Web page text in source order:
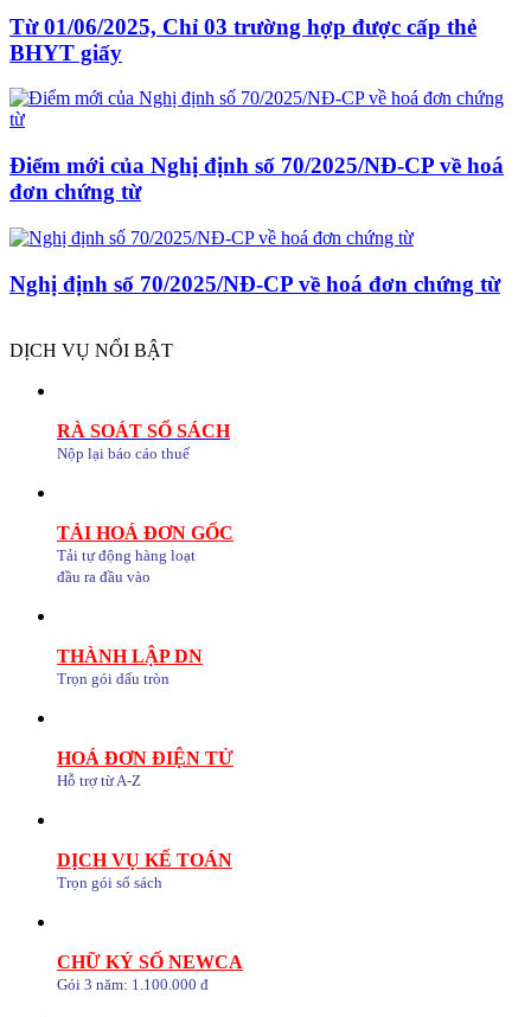
Từ 01/06/2025, Chỉ 03 trường hợp được cấp thẻ
BHYT giấy
Điểm mới của Nghị định số 70/2025/NĐ-CP về hoá
đơn chứng từ
Nghị định số 70/2025/NĐ-CP về hoá đơn chứng từ
DỊCH VỤ NỔI BẬT
RÀ SOÁT SỔ SÁCH
Nộp lại báo cáo thuế
TẢI HOÁ ĐƠN GỐC
Tải tự động hàng loạt
đầu ra đầu vào
THÀNH LẬP DN
Trọn gói dấu tròn
HOÁ ĐƠN ĐIỆN TỬ
Hỗ trợ từ A-Z
DỊCH VỤ KẾ TOÁN
Trọn gói sổ sách
CHỮ KÝ SỐ NEWCA
Gói 3 năm: 1.100.000 đ